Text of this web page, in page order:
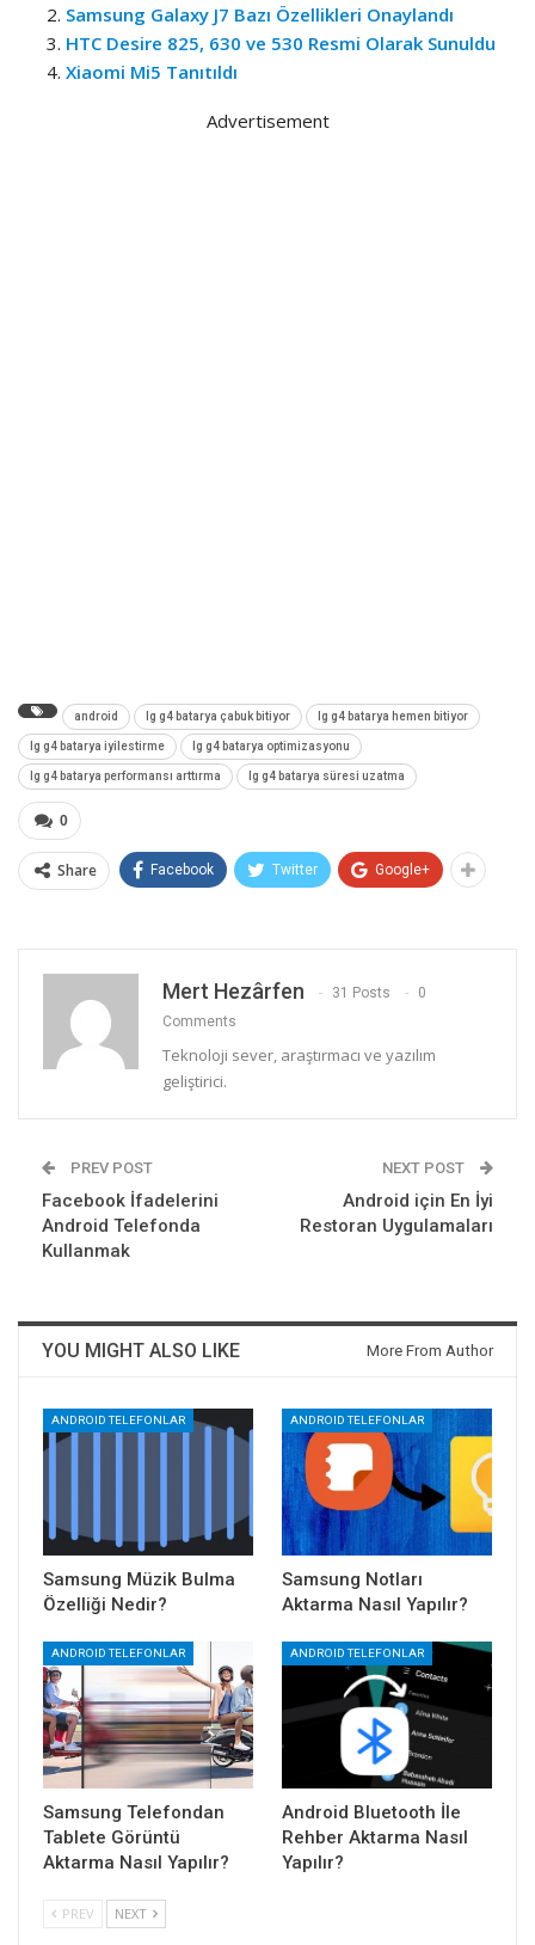
Samsung Galaxy J7 Bazı Özellikleri Onaylandı
HTC Desire 825, 630 ve 530 Resmi Olarak Sunuldu
Xiaomi Mi5 Tanıtıldı
Advertisement
android lg g4 batarya çabuk bitiyor lg g4 batarya hemen bitiyor
lg g4 batarya iyilestirme lg g4 batarya optimizasyonu
lg g4 batarya performansı arttırma lg g4 batarya süresi uzatma
0
Share Facebook Twitter Google+
Mert Hezârfen 31 Posts
0
Comments
Teknoloji sever, araştırmacı ve yazılım
geliştirici.
PREV POST
Facebook İfadelerini
Android Telefonda
Kullanmak
NEXT POST
Android için En İyi
Restoran Uygulamaları
YOU MIGHT ALSO LIKE More From Author
ANDROID TELEFONLAR
Samsung Müzik Bulma
Özelliği Nedir?
ANDROID TELEFONLAR
Samsung Notları
Aktarma Nasıl Yapılır?
ANDROID TELEFONLAR
Samsung Telefondan
Tablete Görüntü
Aktarma Nasıl Yapılır?
ANDROID TELEFONLAR
Android Bluetooth İle
Rehber Aktarma Nasıl
Yapılır?
PREV NEXT